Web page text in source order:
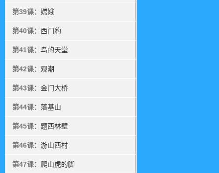
第39课： 嫦娥
第40课： 西门豹
第41课： 鸟的天堂
第42课： 观潮
第43课： 金门大桥
第44课： 落基山
第45课： 题西林壁
第46课： 游山西村
第47课： 爬山虎的脚